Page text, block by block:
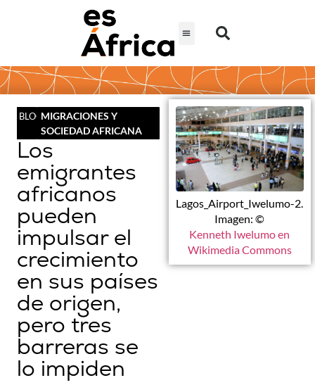
BLOGMIGRACIONES Y
SOCIEDAD AFRICANA
Los
emigrantes
africanos
pueden
impulsar el
crecimiento
en sus países
de origen,
pero tres
barreras se
lo impiden
Lagos_Airport_Iwelumo-2.
Imagen: ©
Kenneth Iwelumo en
Wikimedia Commons